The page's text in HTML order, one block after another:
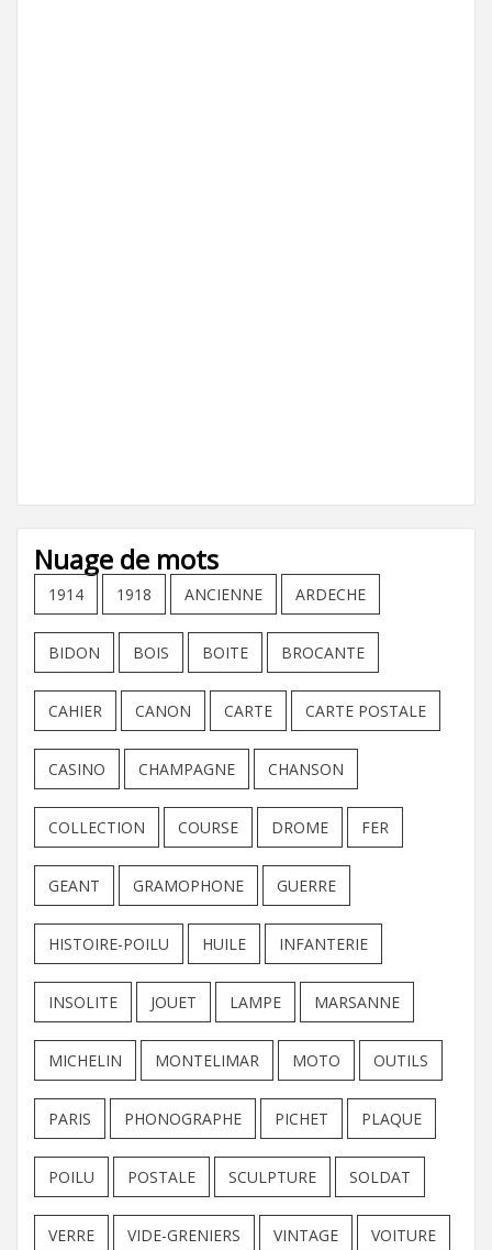
Nuage de mots
1914 1918 ANCIENNE ARDECHE
BIDON BOIS BOITE BROCANTE
CAHIER CANON CARTE CARTE POSTALE
CASINO CHAMPAGNE CHANSON
COLLECTION COURSE DROME FER
GEANT GRAMOPHONE GUERRE
HISTOIRE-POILU HUILE INFANTERIE
INSOLITE JOUET LAMPE MARSANNE
MICHELIN MONTELIMAR MOTO OUTILS
PARIS PHONOGRAPHE PICHET PLAQUE
POILU POSTALE SCULPTURE SOLDAT
VERRE VIDE-GRENIERS VINTAGE VOITURE